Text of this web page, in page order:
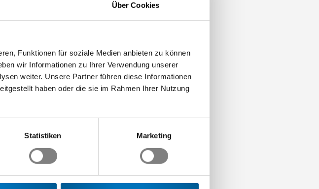
Über Cookies
Funktionen für soziale Medien anbieten zu können
wir Informationen zu Ihrer Verwendung unserer
weiter. Unsere Partner führen diese Informationen
haben oder die sie im Rahmen Ihrer Nutzung
Statistiken Marketing
42 09 oder m.marioni@swissmem.ch ) gerne